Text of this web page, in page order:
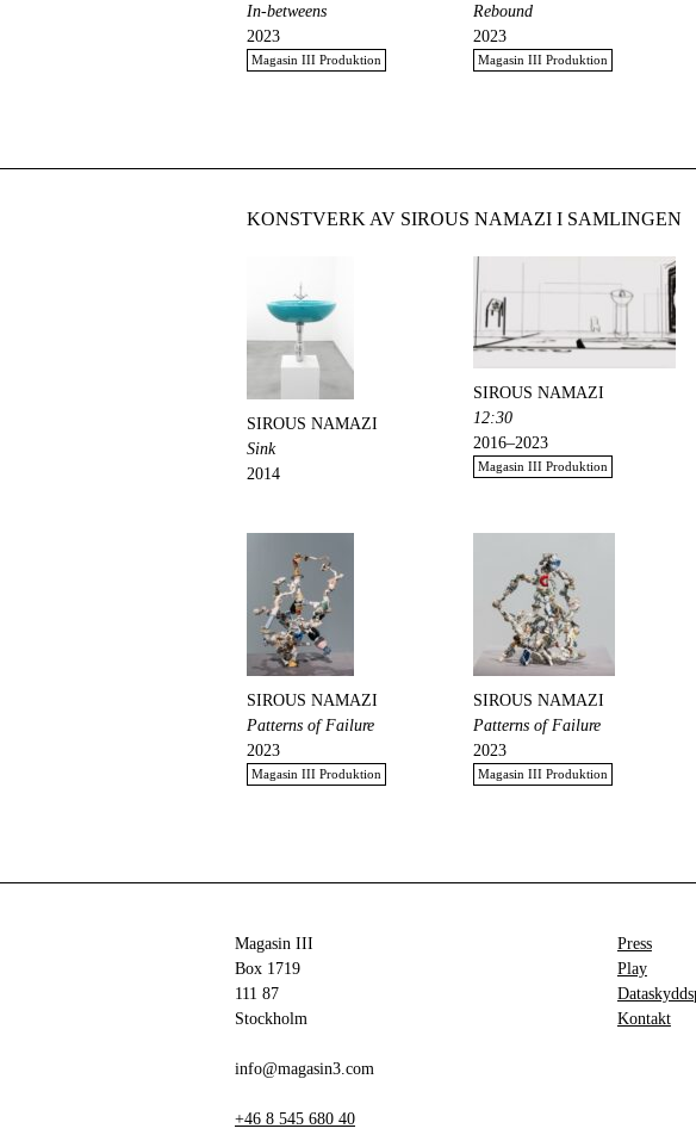
In-betweens
2023
Magasin III Produktion
Rebound
2023
Magasin III Produktion
KONSTVERK AV SIROUS NAMAZI I SAMLINGEN
SIROUS NAMAZI
Sink
2014
SIROUS NAMAZI
12:30
2016–2023
Magasin III Produktion
SIROUS NAMAZI
Patterns of Failure
2023
Magasin III Produktion
SIROUS NAMAZI
Patterns of Failure
2023
Magasin III Produktion
Magasin III
Box 1719
111 87
Stockholm
info@magasin3.com
+46 8 545 680 40
Press
Play
Kontakt